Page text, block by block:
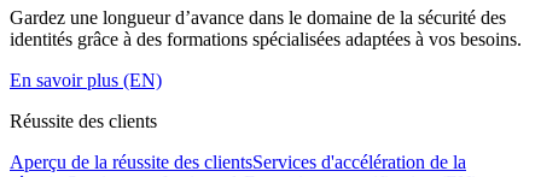
Gardez une longueur d’avance dans le domaine de la sécurité des
identités grâce à des formations spécialisées adaptées à vos besoins.
En savoir plus (EN)
Réussite des clients
Aperçu de la réussite des clientsServices d'accélération de la